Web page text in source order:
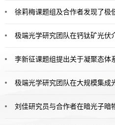
徐莉梅课题组及合作者发现了极低温
极端光学研究团队在钙钛矿光伏介电调控
李新征课题组提出关于凝聚态体系动力
极端光学研究团队在大规模集成光量子芯片上多路径波粒
刘佳研究员与合作者在暗光子暗物质探测